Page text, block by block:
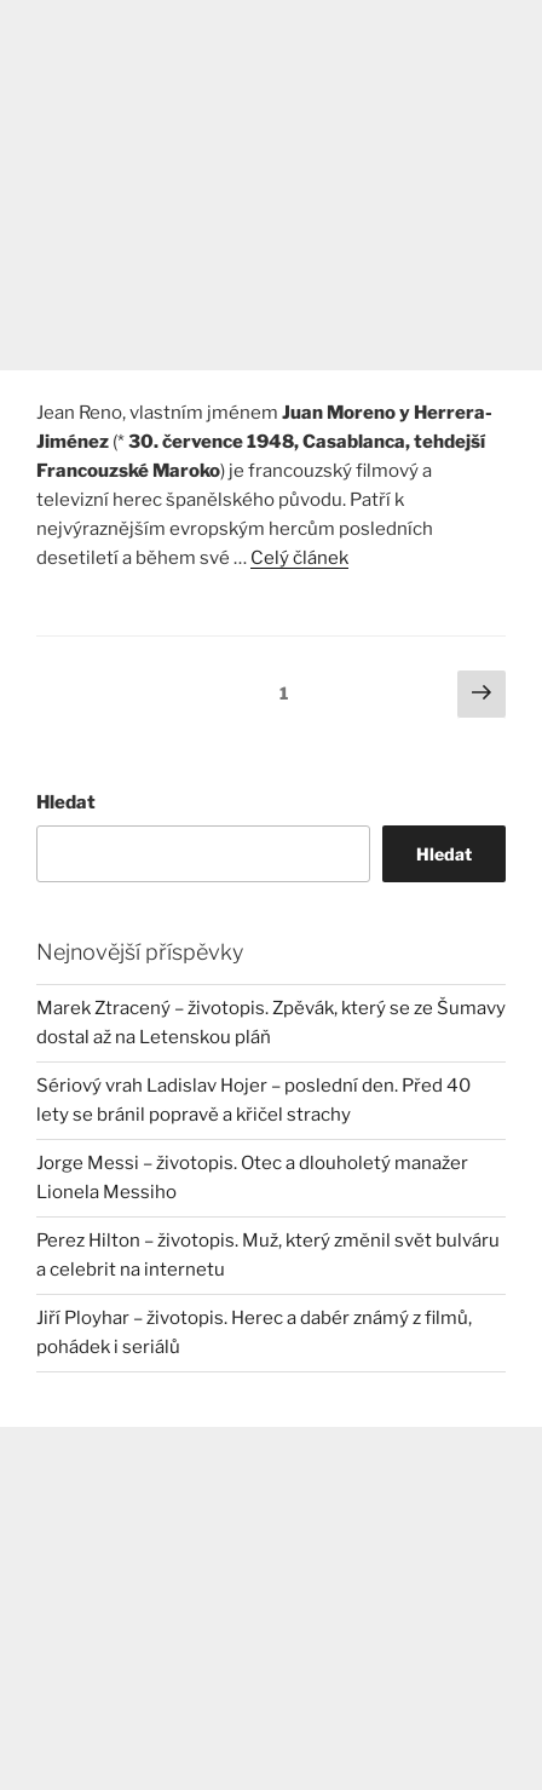
Jean Reno, vlastním jménem Juan Moreno y Herrera-
Jiménez (*30. července 1948, Casablanca, tehdejší
Francouzské Maroko) je francouzský filmový a
televizní herec španělského původu. Patří k
nejvýraznějším evropským hercům posledních
desetiletí a během své … Celý článek
Stránka:1
Další
Hledat
Hledat
Nejnovější příspěvky
Marek Ztracený – životopis. Zpěvák, který se ze Šumavy
dostal až na Letenskou pláň
Sériový vrah Ladislav Hojer – poslední den. Před 40
lety se bránil popravě a křičel strachy
Jorge Messi – životopis. Otec a dlouholetý manažer
Lionela Messiho
Perez Hilton – životopis. Muž, který změnil svět bulváru
a celebrit na internetu
Jiří Ployhar – životopis. Herec a dabér známý z filmů,
pohádek i seriálů